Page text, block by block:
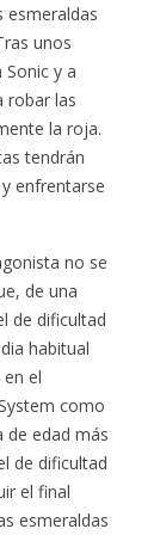
esmeraldas
unos
y a
robar las
la roja.
tendrán
enfrentarse
no se
de una
de dificultad
habitual
el
como
de edad más
de dificultad
el final
esmeraldas